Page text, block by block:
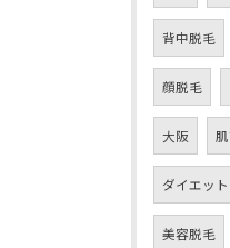
背中脱毛
顔脱毛
大阪
ダイエット
美容脱毛